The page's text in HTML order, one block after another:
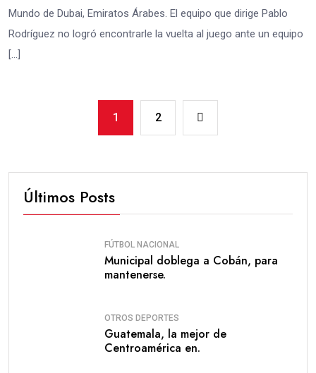
Mundo de Dubai, Emiratos Árabes. El equipo que dirige Pablo
Rodríguez no logró encontrarle la vuelta al juego ante un equipo
[…]
1 2
Últimos Posts
FÚTBOL NACIONAL
Municipal doblega a Cobán, para
mantenerse.
OTROS DEPORTES
Guatemala, la mejor de
Centroamérica en.